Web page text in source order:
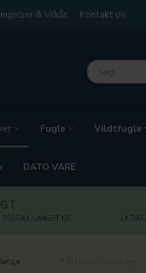
& Vilkår Kontakt os
Fugle Vildtfugle
DATO VARE
DKK UANSET KG 14